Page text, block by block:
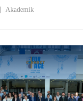
Akademik